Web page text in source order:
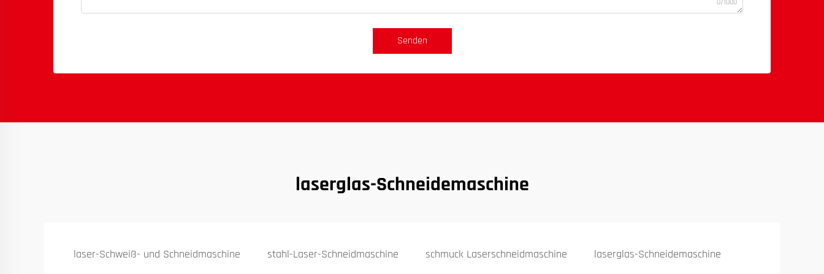
0/1000
Senden
laserglas-Schneidemaschine
laser-Schweiß- und Schneidmaschine stahl-Laser-Schneidmaschine schmuck Laserschneidmaschine laserglas-Schneidemaschine